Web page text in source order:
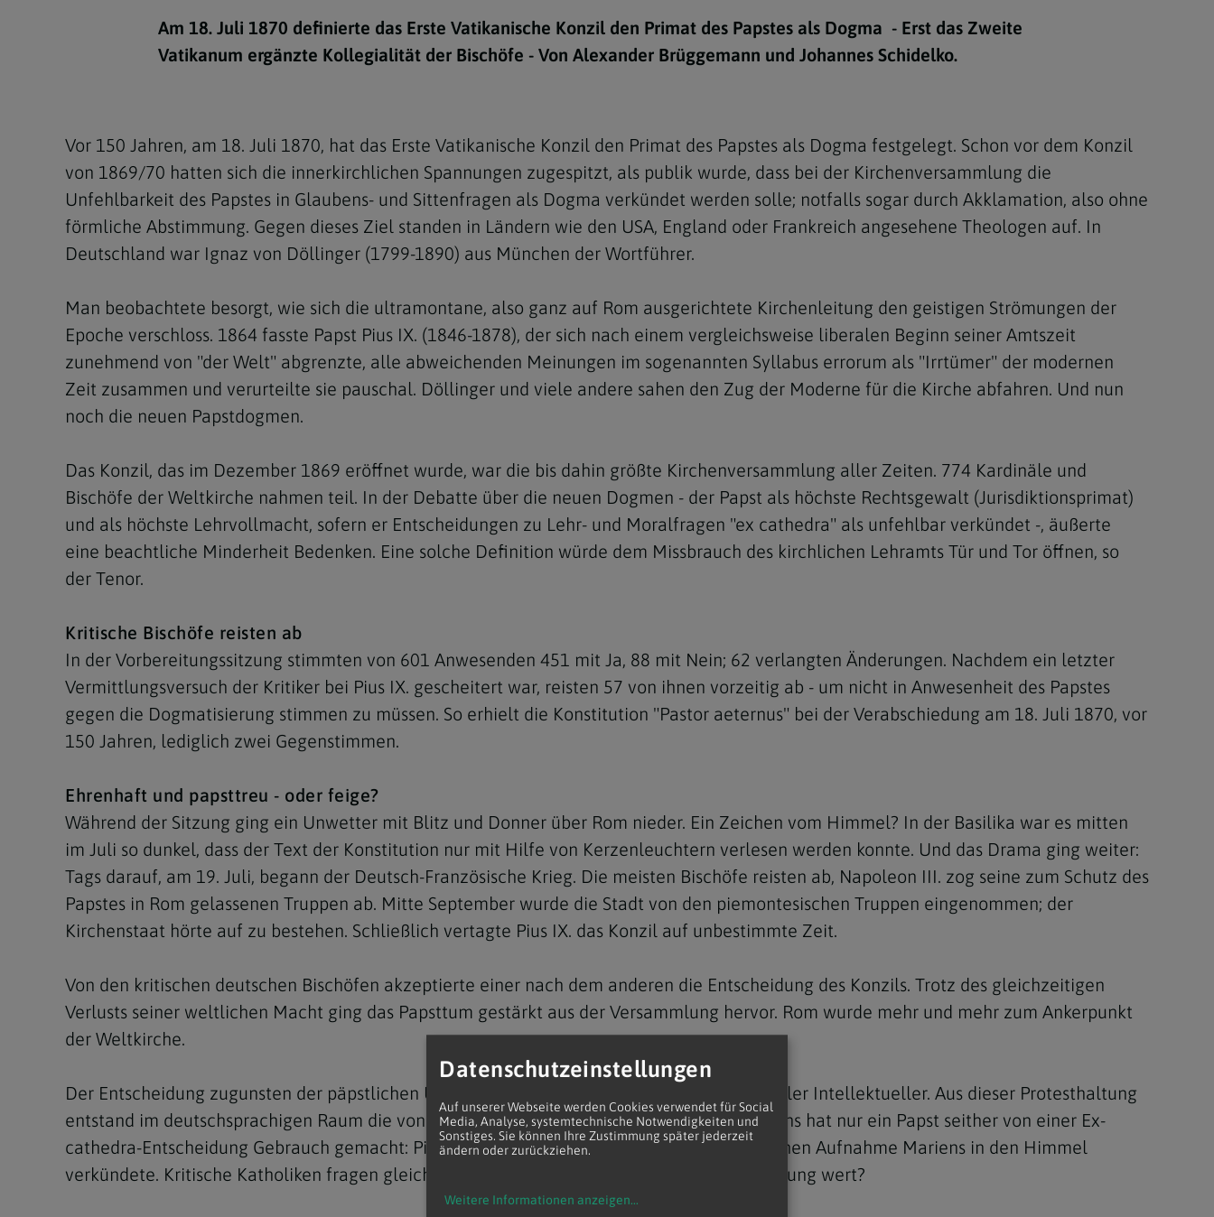
Fastenzeit
Christi Himmelfahrt
Pfingsten
Fronleichnam
Mariä Himmelfahrt
Erntedank
Allerheiligen und Allerseelen
7 Todsünden
Navigation schließen
Telefonseelsorge
Konservatorium für
Kirchenmusik
Theologische Kurse
Einsamkeit
Navigation schließen
Personen
Anderssprachige Gemeinden
Organigramm
Meldungsarchiv
Navigation schließen
Am 18. Juli 1870 definierte das Erste Vatikanische Konzil den Primat des Papstes als Dogma - Erst das Zweite
Vatikanum ergänzte Kollegialität der Bischöfe - Von Alexander Brüggemann und Johannes Schidelko.
Vor 150 Jahren, am 18. Juli 1870, hat das Erste Vatikanische Konzil den Primat des Papstes als Dogma festgelegt. Schon vor dem Konzil
von 1869/70 hatten sich die innerkirchlichen Spannungen zugespitzt, als publik wurde, dass bei der Kirchenversammlung die
Unfehlbarkeit des Papstes in Glaubens- und Sittenfragen als Dogma verkündet werden solle; notfalls sogar durch Akklamation, also ohne
förmliche Abstimmung. Gegen dieses Ziel standen in Ländern wie den USA, England oder Frankreich angesehene Theologen auf. In
Deutschland war Ignaz von Döllinger (1799-1890) aus München der Wortführer.
Man beobachtete besorgt, wie sich die ultramontane, also ganz auf Rom ausgerichtete Kirchenleitung den geistigen Strömungen der
Epoche verschloss. 1864 fasste Papst Pius IX. (1846-1878), der sich nach einem vergleichsweise liberalen Beginn seiner Amtszeit
zunehmend von "der Welt" abgrenzte, alle abweichenden Meinungen im sogenannten Syllabus errorum als "Irrtümer" der modernen
Zeit zusammen und verurteilte sie pauschal. Döllinger und viele andere sahen den Zug der Moderne für die Kirche abfahren. Und nun
noch die neuen Papstdogmen.
Das Konzil, das im Dezember 1869 eröffnet wurde, war die bis dahin größte Kirchenversammlung aller Zeiten. 774 Kardinäle und
Bischöfe der Weltkirche nahmen teil. In der Debatte über die neuen Dogmen - der Papst als höchste Rechtsgewalt (Jurisdiktionsprimat)
und als höchste Lehrvollmacht, sofern er Entscheidungen zu Lehr- und Moralfragen "ex cathedra" als unfehlbar verkündet -, äußerte
eine beachtliche Minderheit Bedenken. Eine solche Definition würde dem Missbrauch des kirchlichen Lehramts Tür und Tor öffnen, so
der Tenor.
Kritische Bischöfe reisten ab
In der Vorbereitungssitzung stimmten von 601 Anwesenden 451 mit Ja, 88 mit Nein; 62 verlangten Änderungen. Nachdem ein letzter
Vermittlungsversuch der Kritiker bei Pius IX. gescheitert war, reisten 57 von ihnen vorzeitig ab - um nicht in Anwesenheit des Papstes
gegen die Dogmatisierung stimmen zu müssen. So erhielt die Konstitution "Pastor aeternus" bei der Verabschiedung am 18. Juli 1870, vor
150 Jahren, lediglich zwei Gegenstimmen.
Ehrenhaft und papsttreu - oder feige?
Während der Sitzung ging ein Unwetter mit Blitz und Donner über Rom nieder. Ein Zeichen vom Himmel? In der Basilika war es mitten
im Juli so dunkel, dass der Text der Konstitution nur mit Hilfe von Kerzenleuchtern verlesen werden konnte. Und das Drama ging weiter:
Tags darauf, am 19. Juli, begann der Deutsch-Französische Krieg. Die meisten Bischöfe reisten ab, Napoleon III. zog seine zum Schutz des
Papstes in Rom gelassenen Truppen ab. Mitte September wurde die Stadt von den piemontesischen Truppen eingenommen; der
Kirchenstaat hörte auf zu bestehen. Schließlich vertagte Pius IX. das Konzil auf unbestimmte Zeit.
Von den kritischen deutschen Bischöfen akzeptierte einer nach dem anderen die Entscheidung des Konzils. Trotz des gleichzeitigen
Verlusts seiner weltlichen Macht ging das Papsttum gestärkt aus der Versammlung hervor. Rom wurde mehr und mehr zum Ankerpunkt
der Weltkirche.
Der Entscheidung zugunsten der päpstlichen Unfehlbarkeit folgte aber auch ein Exodus vieler Intellektueller. Aus dieser Protesthaltung
entstand im deutschsprachigen Raum die von Rom abgelöste Altkatholische Kirche. Übrigens hat nur ein Papst seither von einer Ex-
cathedra-Entscheidung Gebrauch gemacht: Pius XII., als er 1950 das Dogma von der leiblichen Aufnahme Mariens in den Himmel
verkündete. Kritische Katholiken fragen gleichwohl: War das das Zerwürfnis mit der Aufklärung wert?
Datenschutzeinstellungen
Auf unserer Webseite werden Cookies verwendet für Social
Media, Analyse, systemtechnische Notwendigkeiten und
Sonstiges. Sie können Ihre Zustimmung später jederzeit
ändern oder zurückziehen.
Weitere Informationen anzeigen...